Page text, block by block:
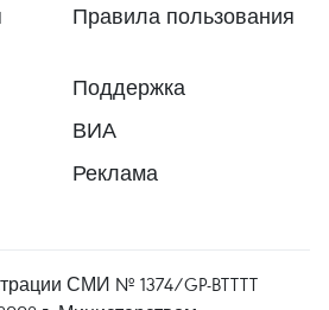
Правила пользования
Поддержка
ВИА
Реклама
СМИ № 1374/GP-BTTTT